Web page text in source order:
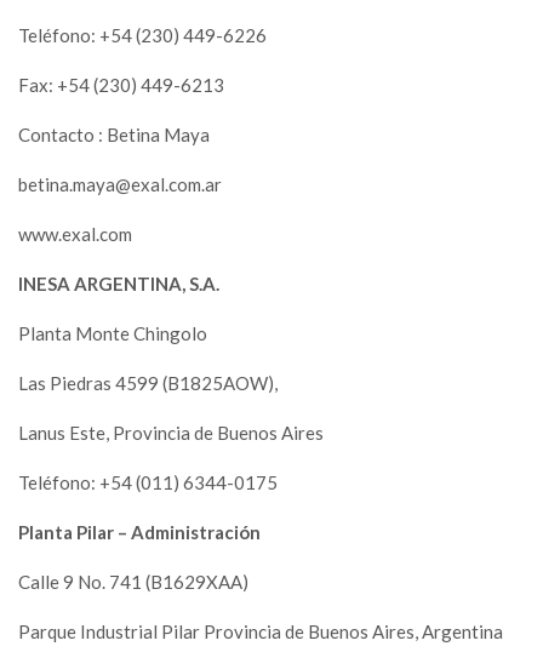
Teléfono: +54 (230) 449-6226
Fax: +54 (230) 449-6213
Contacto : Betina Maya
betina.maya@exal.com.ar
www.exal.com
INESA ARGENTINA, S.A.
Planta Monte Chingolo
Las Piedras 4599 (B1825AOW),
Lanus Este, Provincia de Buenos Aires
Teléfono: +54 (011) 6344-0175
Planta Pilar – Administración
Calle 9 No. 741 (B1629XAA)
Parque Industrial Pilar Provincia de Buenos Aires, Argentina